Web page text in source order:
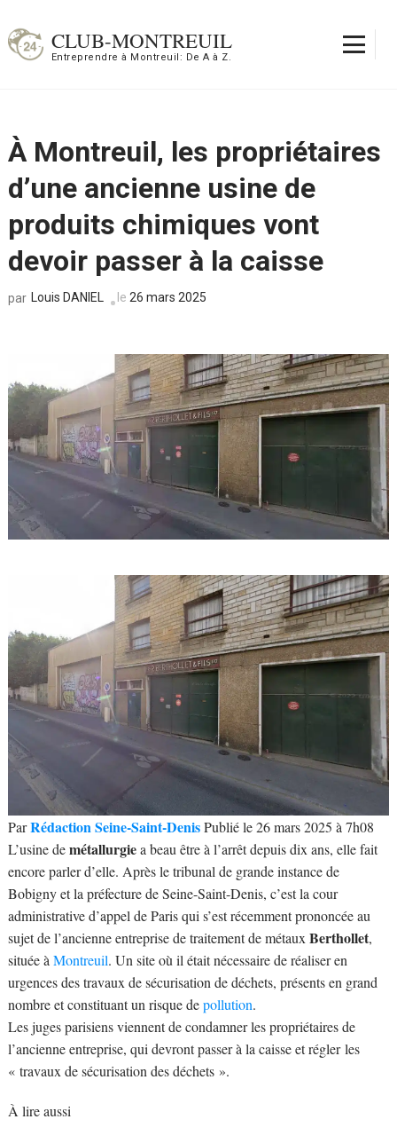
au
contenu
CLUB-MONTREUIL
Entreprendre à Montreuil: De A à Z.
À Montreuil, les propriétaires
d’une ancienne usine de
produits chimiques vont
devoir passer à la caisse
par Louis DANIEL le 26 mars 2025
ParRédaction Seine-Saint-DenisPublié le 26 mars 2025 à 7h08
L’usine demétallurgiea beau être à l’arrêt depuis dix ans, elle fait
encore parler d’elle. Après le tribunal de grande instance de
Bobigny et la préfecture de Seine-Saint-Denis, c’est la cour
administrative d’appel de Paris qui s’est récemment prononcée au
sujet de l’ancienne entreprise de traitement de métauxBerthollet,
située àMontreuil. Un site où il était nécessaire de réaliser en
urgences des travaux de sécurisation de déchets, présents en grand
nombre et constituant un risque depollution.
Les juges parisiens viennent de condamner les propriétaires de
l’ancienne entreprise, qui devront passer à la caisse et régler les
« travaux de sécurisation des déchets ».
À lire aussi